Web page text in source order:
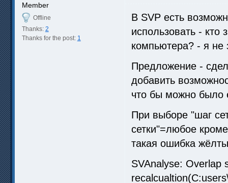
Member
Offline
Thanks: 2
Thanks for the post: 1
В SVP есть
использовать -
компьютера? - я не
Предложение -
добавить
что бы можно было
При выборе "шаг
сетки"=любое
такая ошибка
SVAnalyse: Overlap